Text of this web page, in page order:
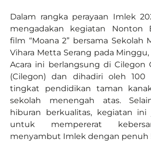
Dalam rangka perayaan Imlek
mengadakan kegiatan Nonton
film “Moana 2” bersama Sekolah
Vihara Metta Serang pada Minggu,
Acara ini berlangsung di Cilegon
(Cilegon) dan dihadiri oleh 100
tingkat pendidikan taman
sekolah menengah atas.
hiburan berkualitas, kegiatan
untuk mempererat
menyambut Imlek dengan penuh